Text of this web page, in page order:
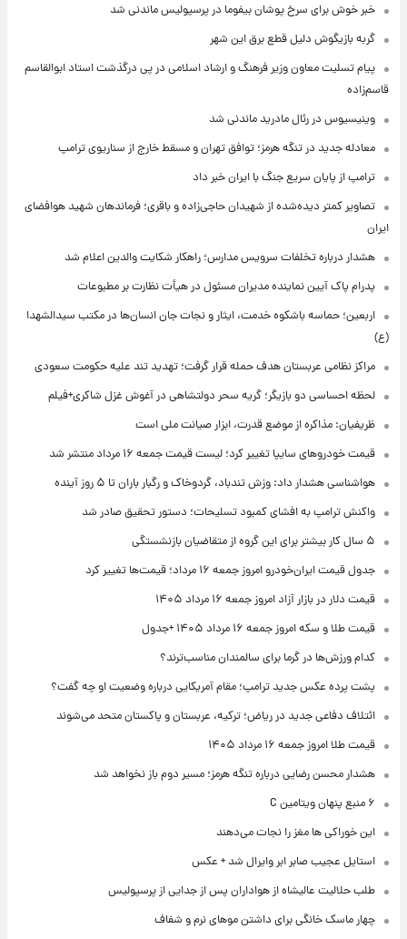
خبر خوش برای سرخ پوشان بیفوما در پرسپولیس ماندنی شد
گربه بازیگوش دلیل قطع برق این شهر
پیام تسلیت معاون وزیر فرهنگ و ارشاد اسلامی در پی درگذشت استاد ابوالقاسم
قاسم‌زاده
وینیسیوس در رئال مادرید ماندنی شد
معادله جدید در تنگه هرمز؛ توافق تهران و مسقط خارج از سناریوی ترامپ
ترامپ از پایان سریع جنگ با ایران خبر داد
تصاویر کمتر دیده‌شده از شهیدان حاجی‌زاده و باقری؛ فرماندهان شهید هوافضای
ایران
هشدار درباره تخلفات سرویس مدارس؛ راهکار شکایت والدین اعلام شد
پدرام پاک آیین نماینده مدیران مسئول در هیأت نظارت بر مطبوعات
اربعین؛ حماسه باشکوه خدمت، ایثار و نجات جان انسان‌ها در مکتب سیدالشهدا
(ع)
مراکز نظامی عربستان هدف حمله قرار گرفت؛ تهدید تند علیه حکومت سعودی
لحظه احساسی دو بازیگر؛ گریه سحر دولتشاهی در آغوش غزل شاکری+فیلم
ظریفیان: مذاکره از موضع قدرت، ابزار صیانت ملی است
قیمت خودروهای سایپا تغییر کرد؛ لیست قیمت جمعه ۱۶ مرداد منتشر شد
هواشناسی هشدار داد: وزش تندباد، گردوخاک و رگبار باران تا ۵ روز آینده
واکنش ترامپ به افشای کمبود تسلیحات؛ دستور تحقیق صادر شد
۵ سال کار بیشتر برای این گروه از متقاضیان بازنشستگی
جدول قیمت ایران‌خودرو امروز جمعه ۱۶ مرداد؛ قیمت‌ها تغییر کرد
قیمت دلار در بازار آزاد امروز جمعه ۱۶ مرداد ۱۴۰۵
قیمت طلا و سکه امروز جمعه ۱۶ مرداد ۱۴۰۵ +جدول
کدام ورزش‌ها در گرما برای سالمندان مناسب‌ترند؟
پشت پرده عکس جدید ترامپ؛ مقام آمریکایی درباره وضعیت او چه گفت؟
ائتلاف دفاعی جدید در ریاض؛ ترکیه، عربستان و پاکستان متحد می‌شوند
قیمت طلا امروز جمعه ۱۶ مرداد ۱۴۰۵
هشدار محسن رضایی درباره تنگه هرمز؛ مسیر دوم باز نخواهد شد
۶ منبع پنهان ویتامین C
این خوراکی ها مغز را نجات می‌دهند
استایل عجیب صابر ابر وایرال شد + عکس
طلب حلالیت عالیشاه از هواداران پس از جدایی از پرسپولیس
چهار ماسک خانگی برای داشتن موهای نرم و شفاف